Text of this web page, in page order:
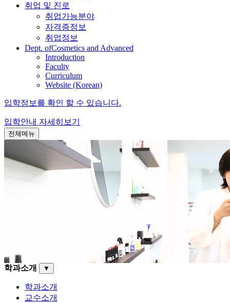
취업 및 진로
취업가능분야
자격증정보
취업정보
Dept. ofCosmetics and Advanced
Introduction
Faculty
Curriculum
Website (Korean)
입학정보를 확인 할 수 있습니다.
입학안내 자세히보기
전체메뉴
학과소개 ▼
학과소개
교수소개